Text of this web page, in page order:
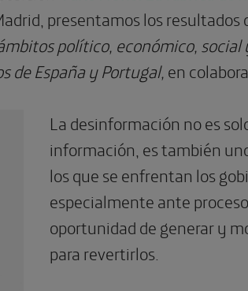
presentamos los resultados
político, económico,
de España y Portugal, en
La desinformación no es
información, es también
los que se enfrentan los
especialmente ante
oportunidad de generar y
para revertirlos.